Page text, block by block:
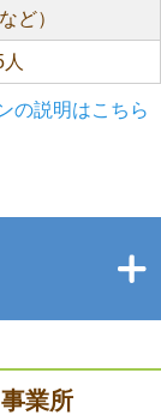
ど）
の説明はこちら
業所